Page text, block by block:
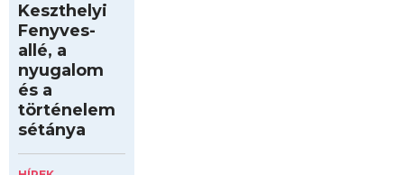
Keszthelyi
Fenyves-
allé, a
nyugalom
és a
történelem
sétánya